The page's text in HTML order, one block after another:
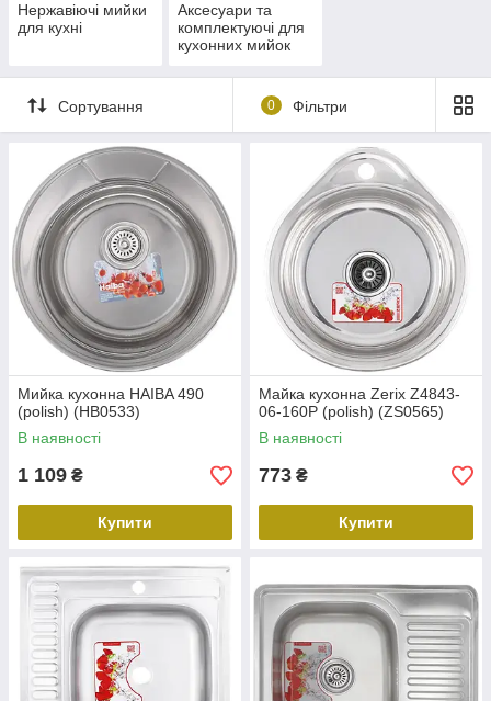
Нержавіючі мийки
для кухні
Аксесуари та
комплектуючі для
кухонних мийок
Сортування 0 Фільтри
Мийка кухонна HAIBA 490
(polish) (HB0533)
В наявності
1 109 ₴
Купити
Майка кухонна Zerix Z4843-
06-160P (polish) (ZS0565)
В наявності
773 ₴
Купити